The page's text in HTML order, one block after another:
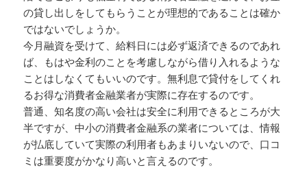
の貸し出しをしてもらうことが理想的であることは確か
ではないでしょうか。
今月融資を受けて、給料日には必ず返済できるのであれ
ば、もはや金利のことを考慮しながら借り入れるような
ことはしなくてもいいのです。無利息で貸付をしてくれ
るお得な消費者金融業者が実際に存在するのです。
普通、知名度の高い会社は安全に利用できるところが大
半ですが、中小の消費者金融系の業者については、情報
が払底していて実際の利用者もあまりいないので、口コ
ミは重要度がかなり高いと言えるのです。